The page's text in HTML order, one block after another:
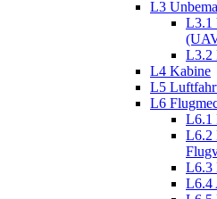
L3
L3.1
L3.2
L4 Kabine
L5
L6
L6.1
L6.2
L6.3
L6.4